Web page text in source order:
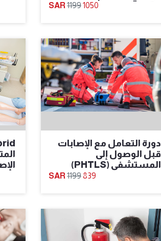
11991050
دورة التعامل مع الإصابات
قبل الوصول إلى
المستشفى (PHTLS)
1199839